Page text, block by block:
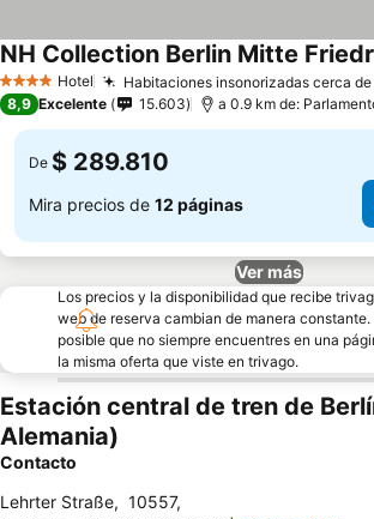
4 EstrellasHotel Habitaciones insonorizadas cerca
NH Collection Berlin Mitte
8,9 Excelente 15.603 a 0.9 km de:
De $ 289.810
Mira precios de 12 páginas
Ver más
Los precios y la disponibilidad que recibe
web de reserva cambian de manera constante.
posible que no siempre encuentres en una
la misma oferta que viste en trivago.
Estación central de tren de
Alemania)
Contacto
Lehrter Straße, 10557,